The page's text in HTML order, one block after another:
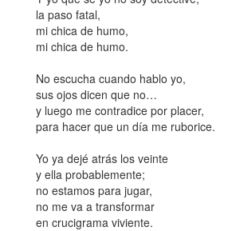
la paso fatal,
mi chica de humo,
mi chica de humo.
No escucha cuando hablo yo,
sus ojos dicen que no…
y luego me contradice por placer,
para hacer que un día me ruborice.
Yo ya dejé atrás los veinte
y ella probablemente;
no estamos para jugar,
no me va a transformar
en crucigrama viviente.